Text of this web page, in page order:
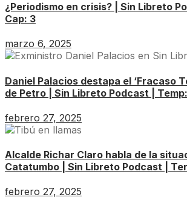
¿Periodismo en crisis? | Sin Libreto
Cap: 3
marzo 6, 2025
Daniel Palacios destapa el ‘Fracaso
de Petro | Sin Libreto Podcast | Temp:
febrero 27, 2025
Alcalde Richar Claro habla de la
Catatumbo | Sin Libreto Podcast |
febrero 27, 2025